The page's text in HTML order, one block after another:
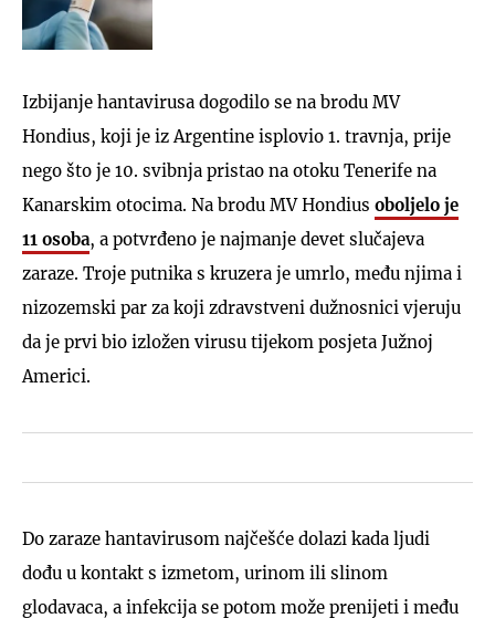
Izbijanje hantavirusa dogodilo se na brodu MV
Hondius, koji je iz Argentine isplovio 1. travnja, prije
nego što je 10. svibnja pristao na otoku Tenerife na
Kanarskim otocima. Na brodu MV Hondius oboljelo je
11 osoba, a potvrđeno je najmanje devet slučajeva
zaraze. Troje putnika s kruzera je umrlo, među njima i
nizozemski par za koji zdravstveni dužnosnici vjeruju
da je prvi bio izložen virusu tijekom posjeta Južnoj
Americi.
Do zaraze hantavirusom najčešće dolazi kada ljudi
dođu u kontakt s izmetom, urinom ili slinom
glodavaca, a infekcija se potom može prenijeti i među